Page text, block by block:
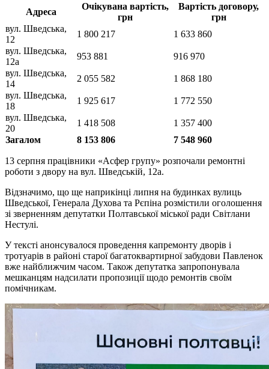
Адреса
Очікувана вартість,
грн
Вартість договору,
грн
вул. Шведська,
12
1 800 217
1 633 860
вул. Шведська,
12а
953 881
916 970
вул. Шведська,
14
2 055 582
1 868 180
вул. Шведська,
18
1 925 617
1 772 550
вул. Шведська,
20
1 418 508
1 357 400
Загалом
8 153 806 7 548 960
13 серпня працівники «Асфер групу» розпочали ремонтні
роботи з двору на вул. Шведській, 12а.
Відзначимо, що ще наприкінці липня на будинках вулиць
Шведської, Генерала Духова та Рєпіна розмістили оголошення
зі зверненням депутатки Полтавської міської ради Світлани
Нестулі.
У тексті анонсувалося проведення капремонту дворів і
тротуарів в районі старої багатоквартирної забудови Павленок
вже найближчим часом. Також депутатка запропонувала
мешканцям надсилати пропозиції щодо ремонтів своїм
помічникам.